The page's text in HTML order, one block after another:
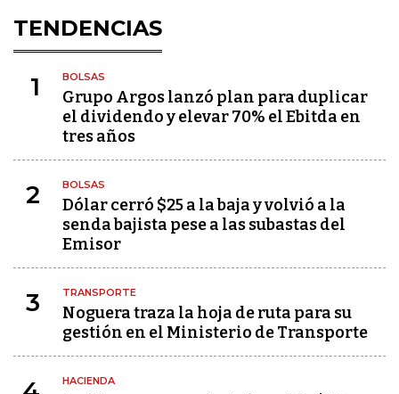
TENDENCIAS
1 BOLSAS
Grupo Argos lanzó plan para duplicar
el dividendo y elevar 70% el Ebitda en
tres años
2 BOLSAS
Dólar cerró $25 a la baja y volvió a la
senda bajista pese a las subastas del
Emisor
3 TRANSPORTE
Noguera traza la hoja de ruta para su
gestión en el Ministerio de Transporte
HACIENDA